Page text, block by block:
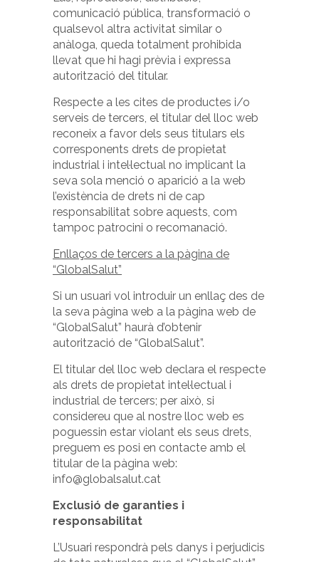
comunicació pública, transformació o
qualsevol altra activitat similar o
anàloga, queda totalment prohibida
llevat que hi hagi prèvia i expressa
autorització del titular.
Respecte a les cites de productes i/o
serveis de tercers, el titular del lloc web
reconeix a favor dels seus titulars els
corresponents drets de propietat
industrial i intel·lectual no implicant la
seva sola menció o aparició a la web
l’existència de drets ni de cap
responsabilitat sobre aquests, com
tampoc patrocini o recomanació.
Enllaços de tercers a la pàgina de
“GlobalSalut”
Si un usuari vol introduir un enllaç des de
la seva pàgina web a la pàgina web de
“GlobalSalut” haurà d’obtenir
autorització de “GlobalSalut”.
El titular del lloc web declara el respecte
als drets de propietat intel·lectual i
industrial de tercers; per això, si
considereu que al nostre lloc web es
poguessin estar violant els seus drets,
preguem es posi en contacte amb el
titular de la pàgina web:
info@globalsalut.cat
Exclusió de garanties i
responsabilitat
L’Usuari respondrà pels danys i perjudicis